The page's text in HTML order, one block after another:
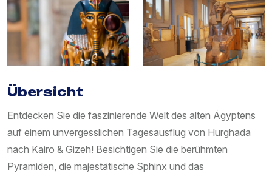
Übersicht
Entdecken Sie die faszinierende Welt des alten Ägyptens
auf einem unvergesslichen Tagesausflug von Hurghada
nach Kairo & Gizeh! Besichtigen Sie die berühmten
Pyramiden, die majestätische Sphinx und das